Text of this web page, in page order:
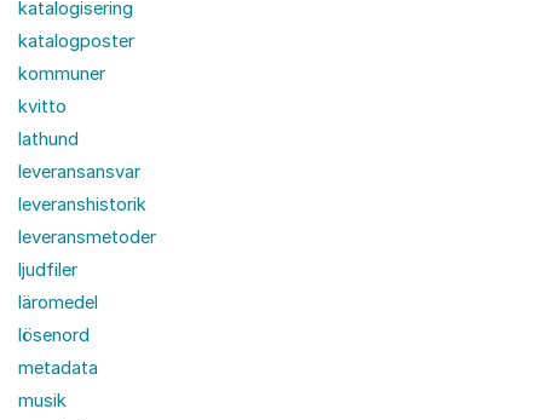
katalogisering
katalogposter
kommuner
kvitto
lathund
leveransansvar
leveranshistorik
leveransmetoder
ljudfiler
läromedel
lösenord
metadata
musik